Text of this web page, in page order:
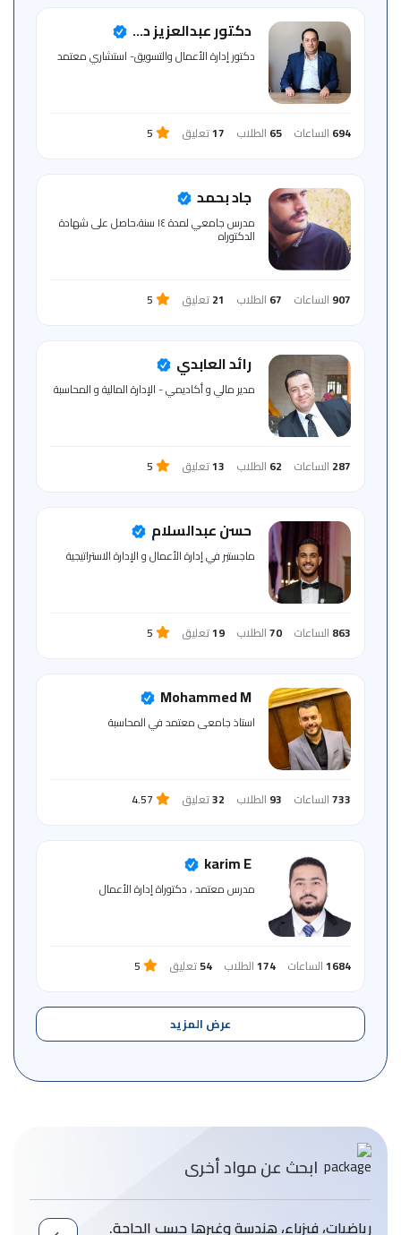
الإرشادي دكتور عبدالعزيز د...
دكتور إدارة الأعمال والتسويق- استشاري معتمد
694 الساعات 65 الطلاب 17تعليق 5
جاد بحمد
مدرس جامعي لمدة ١٤ سنة،حاصل على شهادة
الدكتوراه
907 الساعات 67 الطلاب 21تعليق 5
رائد العابدي
مدير مالي و أكاديمي - الإدارة المالية و المحاسبة
287 الساعات 62 الطلاب 13تعليق 5
حسن عبدالسلام
ماجستير في إدارة الأعمال و الإدارة الاستراتيجية
863 الساعات 70الطلاب 19تعليق 5
Mohammed M
استاذ جامعى معتمد في المحاسبة
733الساعات 93 الطلاب 32تعليق 4.57
karim E
مدرس معتمد ، دكتوراة إدارة الأعمال
1684الساعات 174الطلاب 54تعليق 5
عرض المزيد
ابحث عن مواد أخرى
رياضيات، فيزباء، هندسة وغيرها حسب الحاجة.